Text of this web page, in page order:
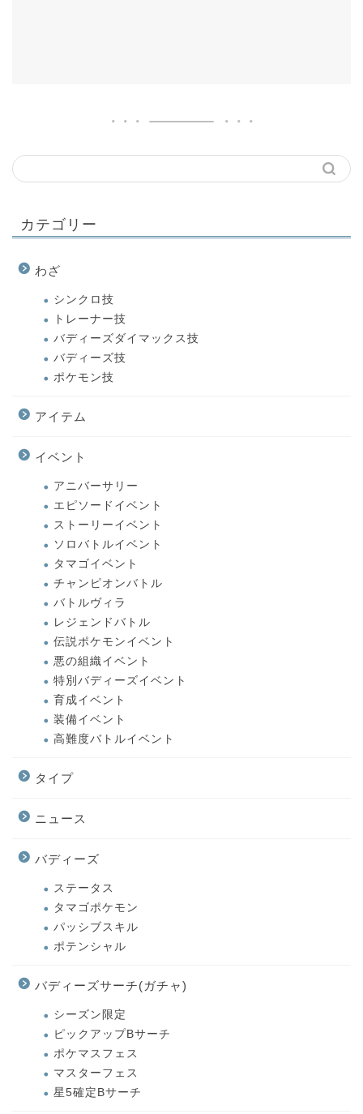
カテゴリー
わざ
シンクロ技
トレーナー技
バディーズダイマックス技
バディーズ技
ポケモン技
アイテム
イベント
アニバーサリー
エピソードイベント
ストーリーイベント
ソロバトルイベント
タマゴイベント
チャンピオンバトル
バトルヴィラ
レジェンドバトル
伝説ポケモンイベント
悪の組織イベント
特別バディーズイベント
育成イベント
装備イベント
高難度バトルイベント
タイプ
ニュース
バディーズ
ステータス
タマゴポケモン
パッシブスキル
ポテンシャル
バディーズサーチ(ガチャ)
シーズン限定
ピックアップBサーチ
ポケマスフェス
マスターフェス
星5確定Bサーチ